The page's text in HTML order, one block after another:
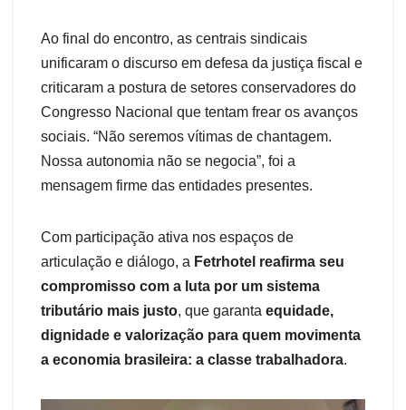
Ao final do encontro, as centrais sindicais
unificaram o discurso em defesa da justiça fiscal e
criticaram a postura de setores conservadores do
Congresso Nacional que tentam frear os avanços
sociais. “Não seremos vítimas de chantagem.
Nossa autonomia não se negocia”, foi a
mensagem firme das entidades presentes.
Com participação ativa nos espaços de
articulação e diálogo, a Fetrhotel reafirma seu
compromisso com a luta por um sistema
tributário mais justo, que garanta equidade,
dignidade e valorização para quem movimenta
a economia brasileira: a classe trabalhadora.